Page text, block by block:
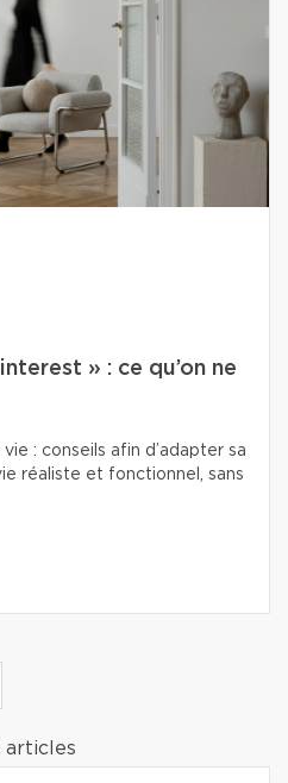
» : ce qu’on ne
: conseils afin d’adapter sa
réaliste et fonctionnel, sans
articles